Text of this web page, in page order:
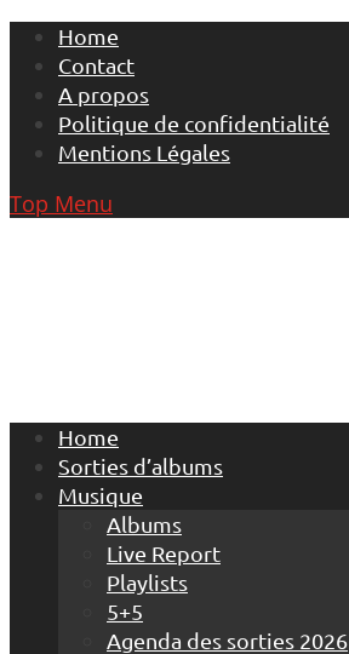
Skip
content
Home
Contact
A propos
Politique de confidentialité
Mentions Légales
Top Menu
Home
Sorties d’albums
Musique
Albums
Live Report
Playlists
5+5
Agenda des sorties 2026